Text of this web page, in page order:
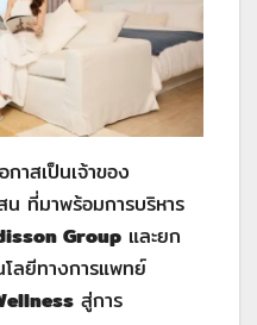
าสเป็นเจ้าของ
ที่มาพร้อมการบริหาร
Group และยก
โลยีทางการแพทย์
สู่การ